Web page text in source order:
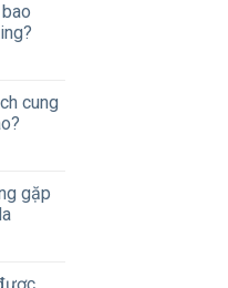
cung
gặp